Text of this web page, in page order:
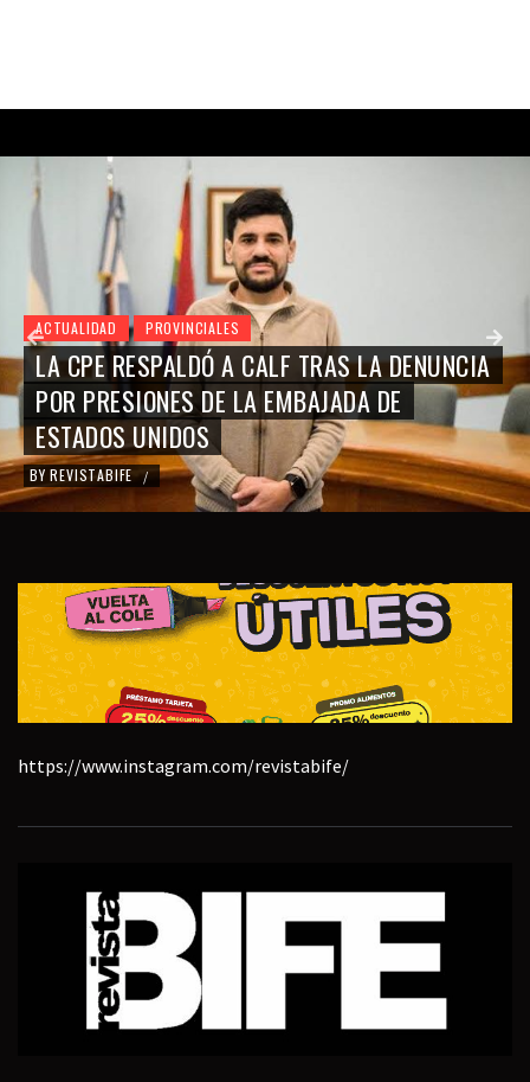
ACTUALIDAD PROVINCIALES
LA CPE RESPALDÓ A CALF TRAS LA DENUNCIA
POR PRESIONES DE LA EMBAJADA DE
ESTADOS UNIDOS
BY REVISTABIFE /
https://www.instagram.com/revistabife/